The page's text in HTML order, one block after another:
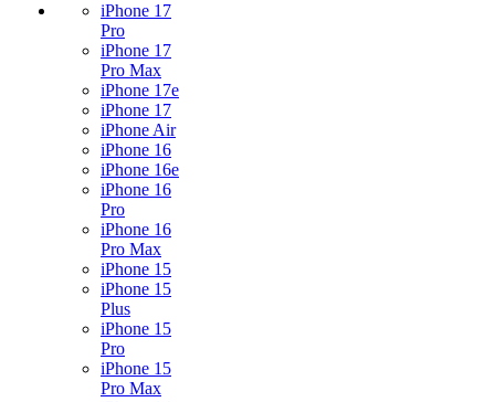
iPhone 17
Pro
iPhone 17
Pro Max
iPhone 17e
iPhone 17
iPhone Air
iPhone 16
iPhone 16e
iPhone 16
Pro
iPhone 16
Pro Max
iPhone 15
iPhone 15
Plus
iPhone 15
Pro
iPhone 15
Pro Max